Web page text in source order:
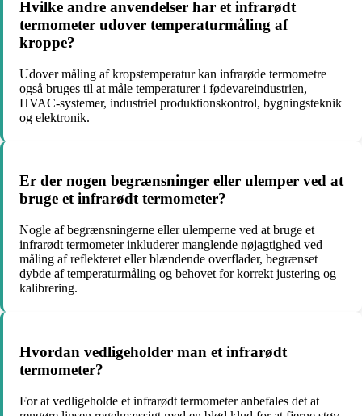
Hvilke andre anvendelser har et infrarødt
termometer udover temperaturmåling af
kroppe?
Udover måling af kropstemperatur kan infrarøde termometre
også bruges til at måle temperaturer i fødevareindustrien,
HVAC-systemer, industriel produktionskontrol, bygningsteknik
og elektronik.
Er der nogen begrænsninger eller ulemper ved at
bruge et infrarødt termometer?
Nogle af begrænsningerne eller ulemperne ved at bruge et
infrarødt termometer inkluderer manglende nøjagtighed ved
måling af reflekteret eller blændende overflader, begrænset
dybde af temperaturmåling og behovet for korrekt justering og
kalibrering.
Hvordan vedligeholder man et infrarødt
termometer?
For at vedligeholde et infrarødt termometer anbefales det at